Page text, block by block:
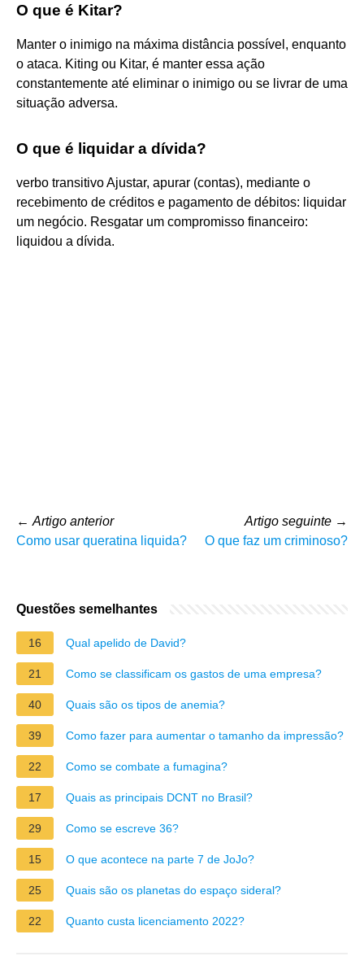
O que é Kitar?
Manter o inimigo na máxima distância possível, enquanto
o ataca. Kiting ou Kitar, é manter essa ação
constantemente até eliminar o inimigo ou se livrar de uma
situação adversa.
O que é liquidar a dívida?
verbo transitivo Ajustar, apurar (contas), mediante o
recebimento de créditos e pagamento de débitos: liquidar
um negócio. Resgatar um compromisso financeiro:
liquidou a dívida.
← Artigo anterior
Como usar queratina liquida?
Artigo seguinte →
O que faz um criminoso?
Questões semelhantes
16 Qual apelido de David?
21 Como se classificam os gastos de uma empresa?
40 Quais são os tipos de anemia?
39 Como fazer para aumentar o tamanho da impressão?
22 Como se combate a fumagina?
17 Quais as principais DCNT no Brasil?
29 Como se escreve 36?
15 O que acontece na parte 7 de JoJo?
25 Quais são os planetas do espaço sideral?
22 Quanto custa licenciamento 2022?